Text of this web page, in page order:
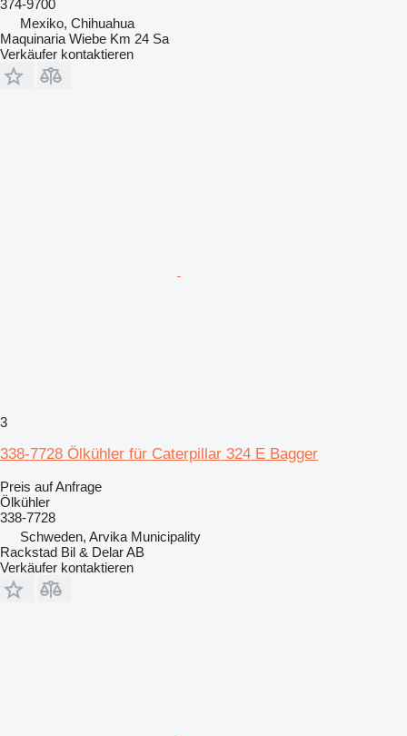
374-9700
Mexiko, Chihuahua
Maquinaria Wiebe Km 24 Sa
Verkäufer kontaktieren
3
338-7728 Ölkühler für Caterpillar 324 E Bagger
Preis auf Anfrage
Ölkühler
338-7728
Schweden, Arvika Municipality
Rackstad Bil & Delar AB
Verkäufer kontaktieren